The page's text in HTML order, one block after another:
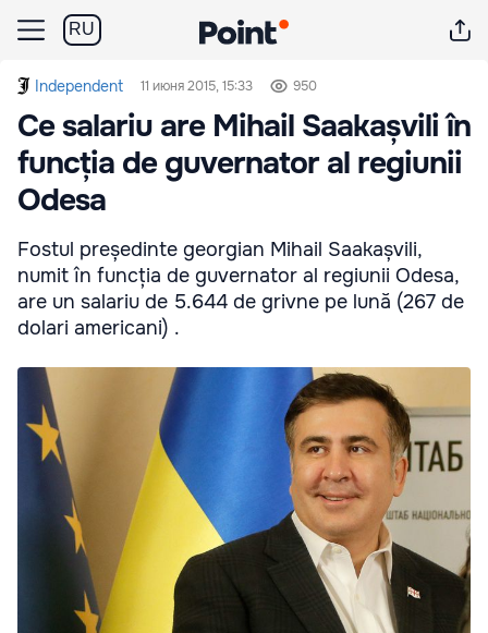
RU
Independent 11 июня 2015, 15:33 950
Ce salariu are Mihail Saakașvili în
funcția de guvernator al regiunii
Odesa
Fostul președinte georgian Mihail Saakașvili,
numit în funcția de guvernator al regiunii Odesa,
are un salariu de 5.644 de grivne pe lună (267 de
dolari americani) .